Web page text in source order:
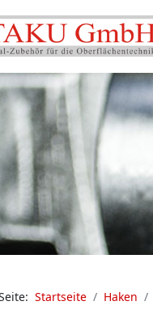
Startseite Haken